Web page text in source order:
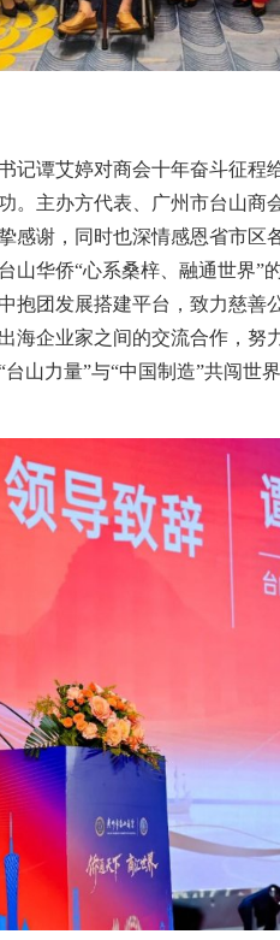
记谭艾婷对商会十年奋斗征程
。主办方代表、广州市台山商
感谢，同时也深情感恩省市区
华侨“心系桑梓、融通世界”
抱团发展搭建平台，致力慈善
海企业家之间的交流合作，努
山力量”与“中国制造”共闯世